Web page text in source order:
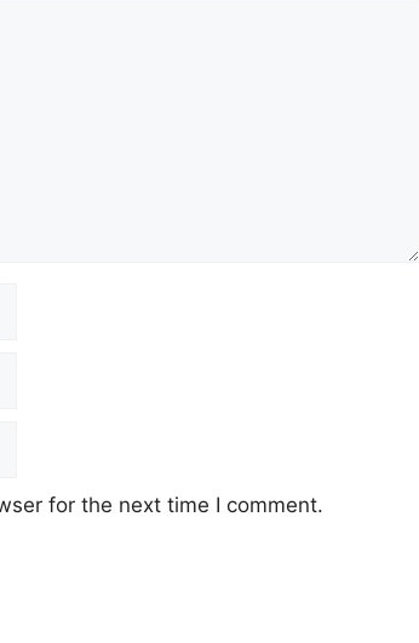
for the next time I comment.